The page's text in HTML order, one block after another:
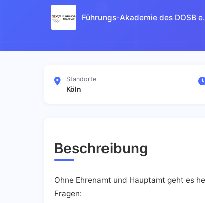
Führungs-Akademie des DOSB
Standorte
Köln
Beschreibung
Ohne Ehrenamt und Hauptamt geht es
Fragen: